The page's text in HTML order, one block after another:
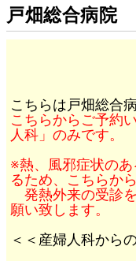
戸畑総合病院
こちらは戸畑総合
こちらからご予約
人科」のみです。
※熱、風邪症状の
るため、こちらか
発熱外来の受診
願い致します。
＜＜産婦人科から